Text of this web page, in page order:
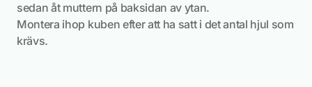
sedan åt muttern på baksidan av ytan.
Montera ihop kuben efter att ha satt i det antal hjul som
krävs.